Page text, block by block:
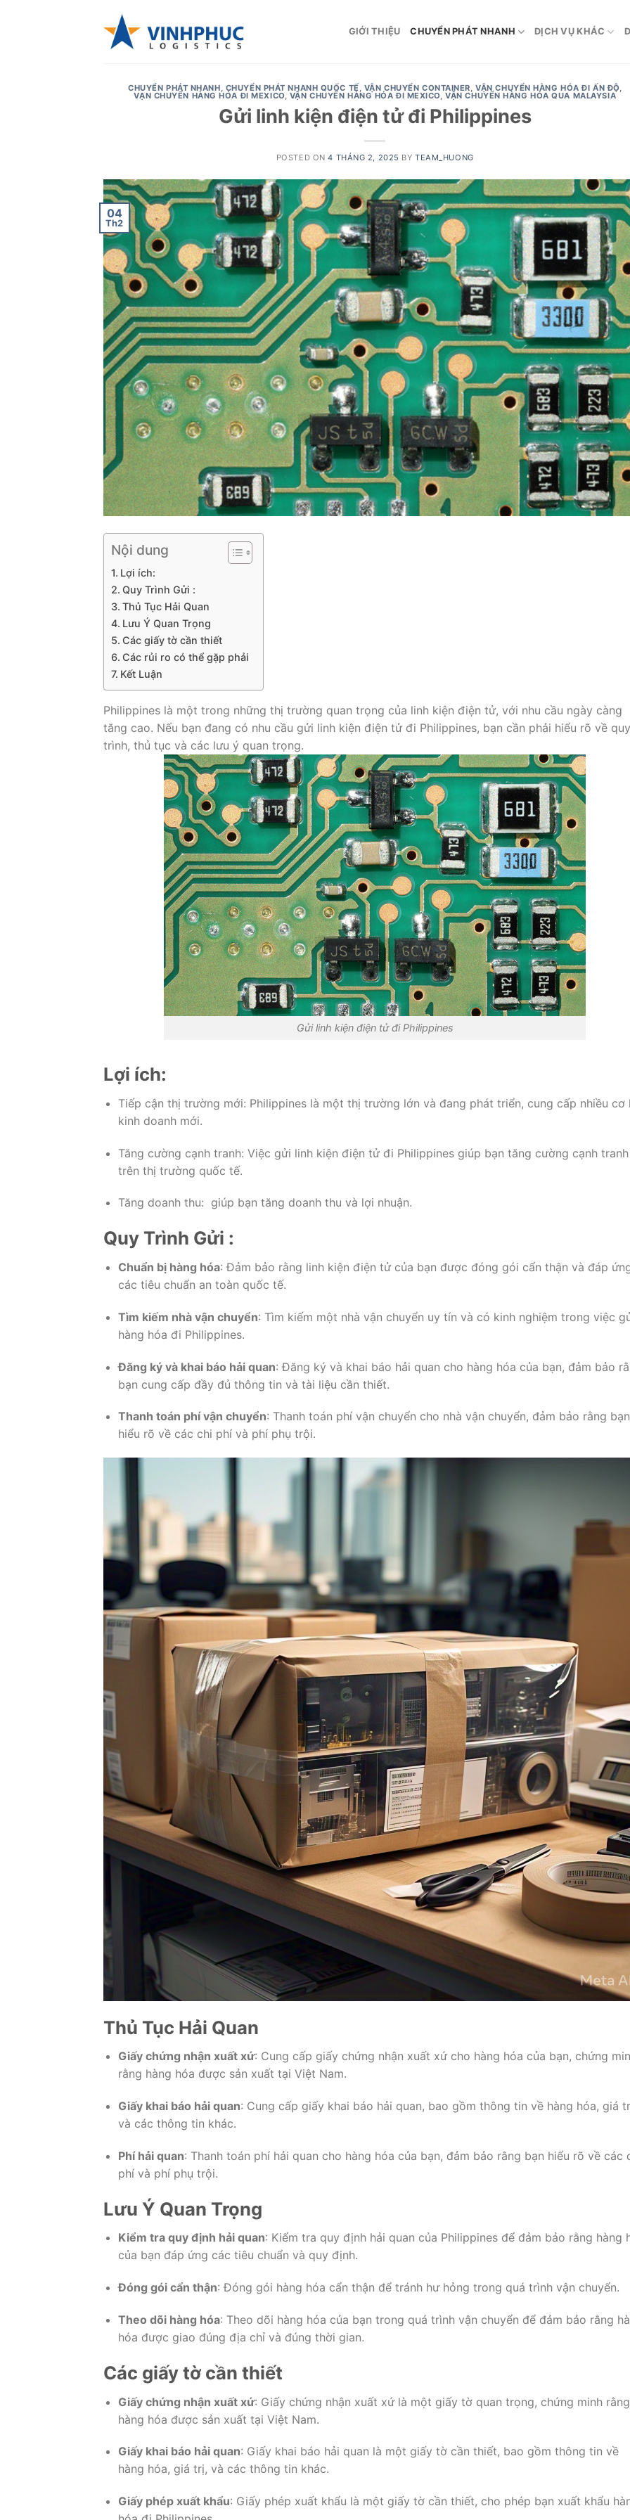
GIỚI THIỆU CHUYỂN PHÁT NHANH DỊCH VỤ KHÁC
CHUYỂN PHÁT NHANH, CHUYỂN PHÁT NHANH QUỐC TẾ, VẬN CHUYỂN CONTAINER,VẬN CHUYỂN HÀNG HÓA ĐI ẤN ĐỘ,
VẠN CHUYỂN HÀNG HÓA ĐI MEXICO, VẬN CHUYỂN HÀNG HÓA ĐI MEXICO,VẬN CHUYỂN HÀNG HÓA QUA MALAYSIA
Gửi linh kiện điện tử đi Philippines
POSTED ON4 THÁNG 2, 2025 BYTEAM_HUONG
04
Th2
Nội dung
Lợi ích:
Quy Trình Gửi :
Thủ Tục Hải Quan
Lưu Ý Quan Trọng
Các giấy tờ cần thiết
Các rủi ro có thể gặp phải
Kết Luận
Philippines là một trong những thị trường quan trọng của linh kiện điện tử, với nhu cầu ngày càng
tăng cao. Nếu bạn đang có nhu cầu gửi linh kiện điện tử đi Philippines, bạn cần phải hiểu rõ về quy
trình, thủ tục và các lưu ý quan trọng.
Gửi linh kiện điện tử đi Philippines
Lợi ích:
Tiếp cận thị trường mới: Philippines là một thị trường lớn và đang phát triển, cung cấp nhiều cơ
kinh doanh mới.
Tăng cường cạnh tranh: Việc gửi linh kiện điện tử đi Philippines giúp bạn tăng cường cạnh tranh
trên thị trường quốc tế.
Tăng doanh thu: giúp bạn tăng doanh thu và lợi nhuận.
Quy Trình Gửi :
Chuẩn bị hàng hóa: Đảm bảo rằng linh kiện điện tử của bạn được đóng gói cẩn thận và đáp
các tiêu chuẩn an toàn quốc tế.
Tìm kiếm nhà vận chuyển: Tìm kiếm một nhà vận chuyển uy tín và có kinh nghiệm trong việc
hàng hóa đi Philippines.
Đăng ký và khai báo hải quan: Đăng ký và khai báo hải quan cho hàng hóa của bạn, đảm bảo
bạn cung cấp đầy đủ thông tin và tài liệu cần thiết.
Thanh toán phí vận chuyển: Thanh toán phí vận chuyển cho nhà vận chuyển, đảm bảo rằng bạn
hiểu rõ về các chi phí và phí phụ trội.
Thủ Tục Hải Quan
Giấy chứng nhận xuất xứ: Cung cấp giấy chứng nhận xuất xứ cho hàng hóa của bạn, chứng
rằng hàng hóa được sản xuất tại Việt Nam.
Giấy khai báo hải quan: Cung cấp giấy khai báo hải quan, bao gồm thông tin về hàng hóa, giá
và các thông tin khác.
Phí hải quan: Thanh toán phí hải quan cho hàng hóa của bạn, đảm bảo rằng bạn hiểu rõ về các
phí và phí phụ trội.
Lưu Ý Quan Trọng
Kiểm tra quy định hải quan: Kiểm tra quy định hải quan của Philippines để đảm bảo rằng hàng
của bạn đáp ứng các tiêu chuẩn và quy định.
Đóng gói cẩn thận: Đóng gói hàng hóa cẩn thận để tránh hư hỏng trong quá trình vận chuyển.
Theo dõi hàng hóa: Theo dõi hàng hóa của bạn trong quá trình vận chuyển để đảm bảo rằng
hóa được giao đúng địa chỉ và đúng thời gian.
Các giấy tờ cần thiết
Giấy chứng nhận xuất xứ: Giấy chứng nhận xuất xứ là một giấy tờ quan trọng, chứng minh rằng
hàng hóa được sản xuất tại Việt Nam.
Giấy khai báo hải quan: Giấy khai báo hải quan là một giấy tờ cần thiết, bao gồm thông tin về
hàng hóa, giá trị, và các thông tin khác.
Giấy phép xuất khẩu: Giấy phép xuất khẩu là một giấy tờ cần thiết, cho phép bạn xuất khẩu